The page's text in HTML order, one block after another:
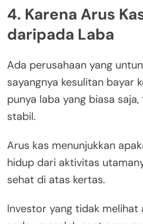
4. Karena Arus
daripada Laba
Ada perusahaan yang
sayangnya kesulitan bayar
punya laba yang biasa
stabil.
Arus kas menunjukkan
hidup dari aktivitas
sehat di atas kertas.
Investor yang tidak melihat